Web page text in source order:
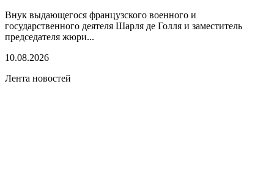
Внук выдающегося французского военного и
государственного деятеля Шарля де Голля и заместитель
председателя жюри...
10.08.2026
Лента новостей